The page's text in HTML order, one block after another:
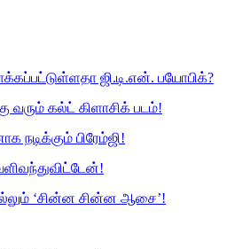
ஜி.டி.என். பயோபிக்?
வரும் கல்ட் கிளாசிக் படம்!
நடிக்கும் பிரேம்ஜி!
‘சின்ன சின்ன ஆசை’!